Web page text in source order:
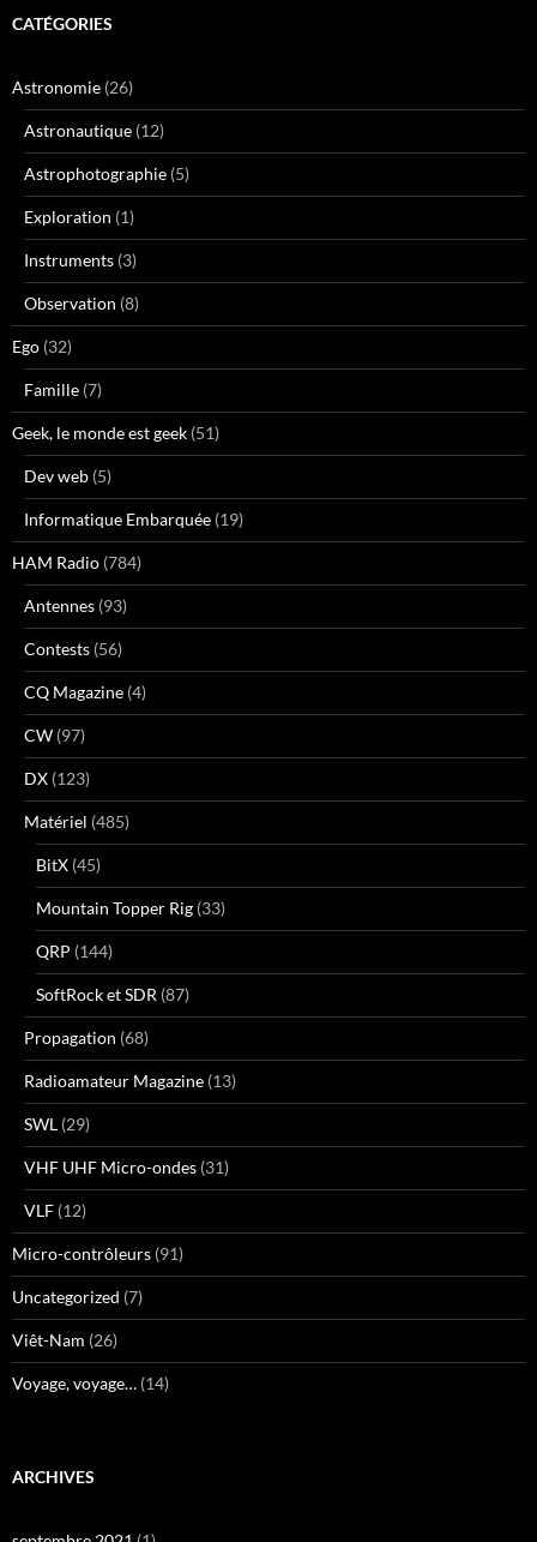
CATÉGORIES
Astronomie (26)
Astronautique (12)
Astrophotographie (5)
Exploration (1)
Instruments (3)
Observation (8)
Ego (32)
Famille (7)
Geek, le monde est geek (51)
Dev web (5)
Informatique Embarquée (19)
HAM Radio (784)
Antennes (93)
Contests (56)
CQ Magazine (4)
CW (97)
DX (123)
Matériel (485)
BitX (45)
Mountain Topper Rig (33)
QRP (144)
SoftRock et SDR (87)
Propagation (68)
Radioamateur Magazine (13)
SWL (29)
VHF UHF Micro-ondes (31)
VLF (12)
Micro-contrôleurs (91)
Uncategorized (7)
Viêt-Nam (26)
Voyage, voyage… (14)
ARCHIVES